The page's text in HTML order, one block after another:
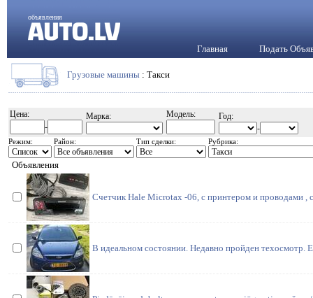
объявления
Главная Подать
Грузовые машины : Такси
Цена:
-
Марка: Модель:
Год:
-
Режим: Район: Тип сделки: Рубрика:
Объявления
Счетчик Hale Microtax -06, с принтером и проводами ,
В идеальном состоянии. Недавно пройден техосмотр.